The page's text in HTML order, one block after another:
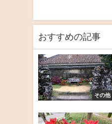
おすすめの記事
その他